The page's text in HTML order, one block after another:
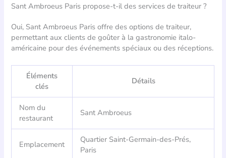
Sant Ambroeus Paris propose-t-il des services de traiteur ?
Oui, Sant Ambroeus Paris offre des options de traiteur,
permettant aux clients de goûter à la gastronomie italo-
américaine pour des événements spéciaux ou des réceptions.
Éléments
clés
Détails
Nom du
restaurant
Sant Ambroeus
Emplacement
Quartier Saint-Germain-des-Prés,
Paris